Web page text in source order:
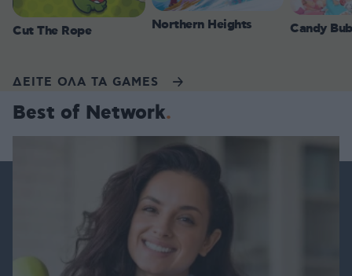
Cut The Rope Northern Heights Candy
ΔΕΙΤΕ ΟΛΑ ΤΑ GAMES
Best of Network